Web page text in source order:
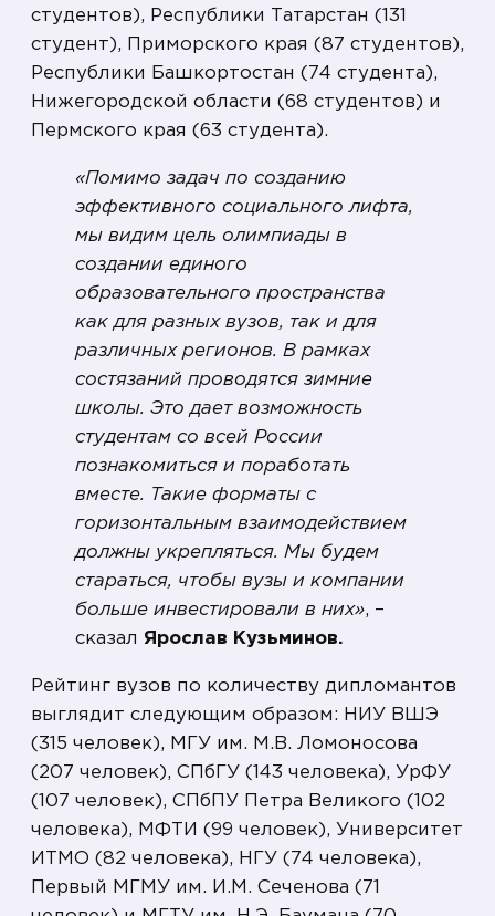
студентов), Республики Татарстан (131
студент), Приморского края (87 студентов),
Республики Башкортостан (74 студента),
Нижегородской области (68 студентов) и
Пермского края (63 студента).
«Помимо задач по созданию
эффективного социального лифта,
мы видим цель олимпиады в
создании единого
образовательного пространства
как для разных вузов, так и для
различных регионов. В рамках
состязаний проводятся зимние
школы. Это дает возможность
студентам со всей России
познакомиться и поработать
вместе. Такие форматы с
горизонтальным взаимодействием
должны укрепляться. Мы будем
стараться, чтобы вузы и компании
больше инвестировали в них», –
сказал Ярослав Кузьминов.
Рейтинг вузов по количеству дипломантов
выглядит следующим образом: НИУ ВШЭ
(315 человек), МГУ им. М.В. Ломоносова
(207 человек), СПбГУ (143 человека), УрФУ
(107 человек), СПбПУ Петра Великого (102
человека), МФТИ (99 человек), Университет
ИТМО (82 человека), НГУ (74 человека),
Первый МГМУ им. И.М. Сеченова (71